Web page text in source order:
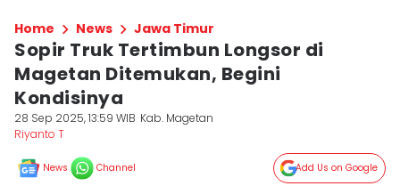
Home News Jawa Timur
Sopir Truk Tertimbun Longsor di
Magetan Ditemukan, Begini
Kondisinya
28 Sep 2025, 13:59 WIB Kab. Magetan
Riyanto T
News Channel Add Us on Google